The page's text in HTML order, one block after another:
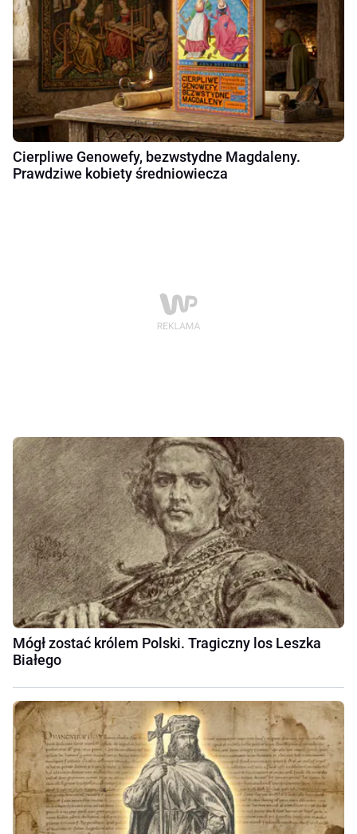
Cierpliwe Genowefy, bezwstydne Magdaleny.
Prawdziwe kobiety średniowiecza
Mógł zostać królem Polski. Tragiczny los Leszka
Białego